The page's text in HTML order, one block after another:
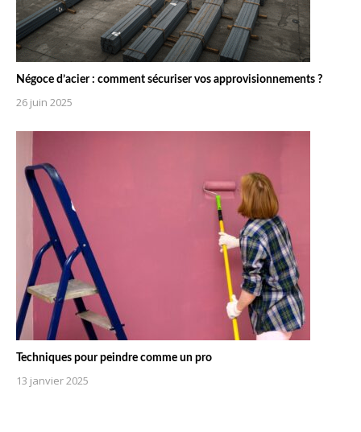
Négoce d’acier : comment sécuriser vos approvisionnements ?
26 juin 2025
Techniques pour peindre comme un pro
13 janvier 2025